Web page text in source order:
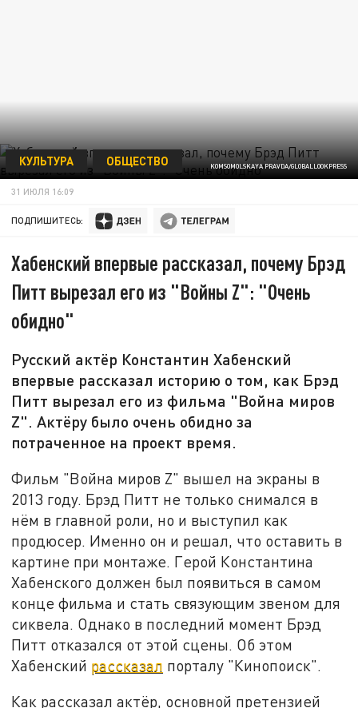
KOMSOMOLSKAYA PRAVDA/GLOBALLOOKPRESS
КУЛЬТУРА ОБЩЕСТВО
31 ИЮЛЯ 16:09
ПОДПИШИТЕСЬ:
Хабенский впервые рассказал, почему Брэд
Питт вырезал его из "Войны Z": "Очень
обидно"
Русский актёр Константин Хабенский
впервые рассказал историю о том, как Брэд
Питт вырезал его из фильма "Война миров
Z". Актёру было очень обидно за
потраченное на проект время.
Фильм "Война миров Z" вышел на экраны в
2013 году. Брэд Питт не только снимался в
нём в главной роли, но и выступил как
продюсер. Именно он и решал, что оставить в
картине при монтаже. Герой Константина
Хабенского должен был появиться в самом
конце фильма и стать связующим звеном для
сиквела. Однако в последний момент Брэд
Питт отказался от этой сцены. Об этом
Хабенский рассказал порталу "Кинопоиск".
Как рассказал актёр, основной претензией